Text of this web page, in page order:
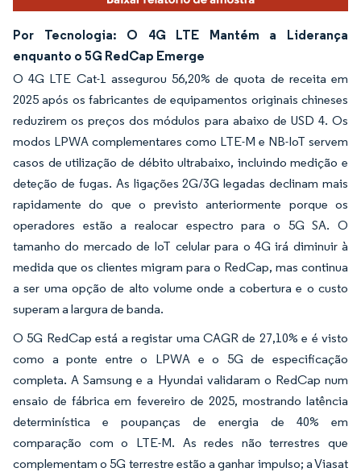
Por Tecnologia: O 4G LTE Mantém a Liderança
enquanto o 5G RedCap Emerge
O 4G LTE Cat-1 assegurou 56,20% de quota de receita em
2025 após os fabricantes de equipamentos originais chineses
reduzirem os preços dos módulos para abaixo de USD 4. Os
modos LPWA complementares como LTE-M e NB-IoT servem
casos de utilização de débito ultrabaixo, incluindo medição e
deteção de fugas. As ligações 2G/3G legadas declinam mais
rapidamente do que o previsto anteriormente porque os
operadores estão a realocar espectro para o 5G SA. O
tamanho do mercado de IoT celular para o 4G irá diminuir à
medida que os clientes migram para o RedCap, mas continua
a ser uma opção de alto volume onde a cobertura e o custo
superam a largura de banda.
O 5G RedCap está a registar uma CAGR de 27,10% e é visto
como a ponte entre o LPWA e o 5G de especificação
completa. A Samsung e a Hyundai validaram o RedCap num
ensaio de fábrica em fevereiro de 2025, mostrando latência
determinística e poupanças de energia de 40% em
comparação com o LTE-M. As redes não terrestres que
complementam o 5G terrestre estão a ganhar impulso; a Viasat